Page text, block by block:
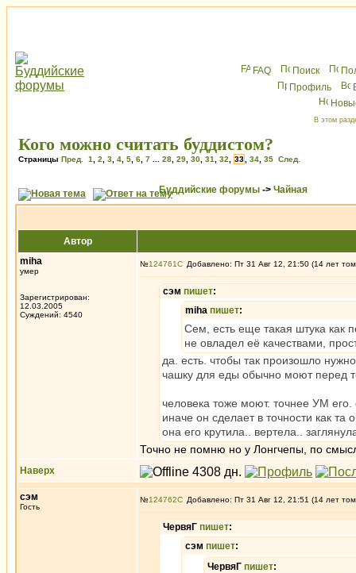
FAQ Поиск
Профиль
В этом
Кого можно считать буддистом?
Страницы Пред. 1 2 3 4 5 6 7 28 29 30 31 32 33 34 35 След.
Буддийские форумы -> Чайная
Автор
miha
умер
Зарегистрирован:
12.03.2005
Суждений: 4540
№124761 Добавлено: Пт 31 Авг 12, 21:50 (14 лет
сэм пишет:
miha пишет:
Сем, есть еще такая штука как
не овладел её качествами,
да. есть. чтобы так произошло
чашку для еды обычно моют перед
человека тоже моют. точнее УМ
иначе он сделает в точности как та
она его крутила.. вертела..
Точно не помню но у Лонгчепы, по
Наверх
сэм
Гость
№124762 Добавлено: Пт 31 Авг 12, 21:51 (14 лет
ЧервяГ пишет:
сэм пишет:
ЧервяГ пишет: